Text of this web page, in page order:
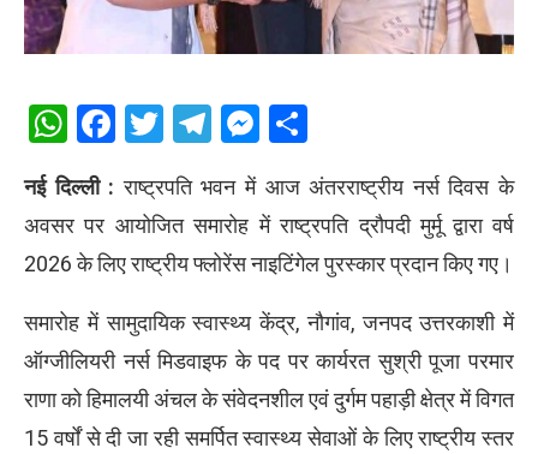
WhatsApp
Facebook
Twitter
Telegram
Messenger
नई दिल्ली : राष्ट्रपति भवन में आज अंतरराष्ट्रीय नर्स दिवस के
अवसर पर आयोजित समारोह में राष्ट्रपति द्रौपदी मुर्मू द्वारा वर्ष
2026 के लिए राष्ट्रीय फ्लोरेंस नाइटिंगेल पुरस्कार प्रदान किए गए।
समारोह में सामुदायिक स्वास्थ्य केंद्र, नौगांव, जनपद उत्तरकाशी में
ऑग्जीलियरी नर्स मिडवाइफ के पद पर कार्यरत सुश्री पूजा परमार
राणा को हिमालयी अंचल के संवेदनशील एवं दुर्गम पहाड़ी क्षेत्र में विगत
15 वर्षों से दी जा रही समर्पित स्वास्थ्य सेवाओं के लिए राष्ट्रीय स्तर